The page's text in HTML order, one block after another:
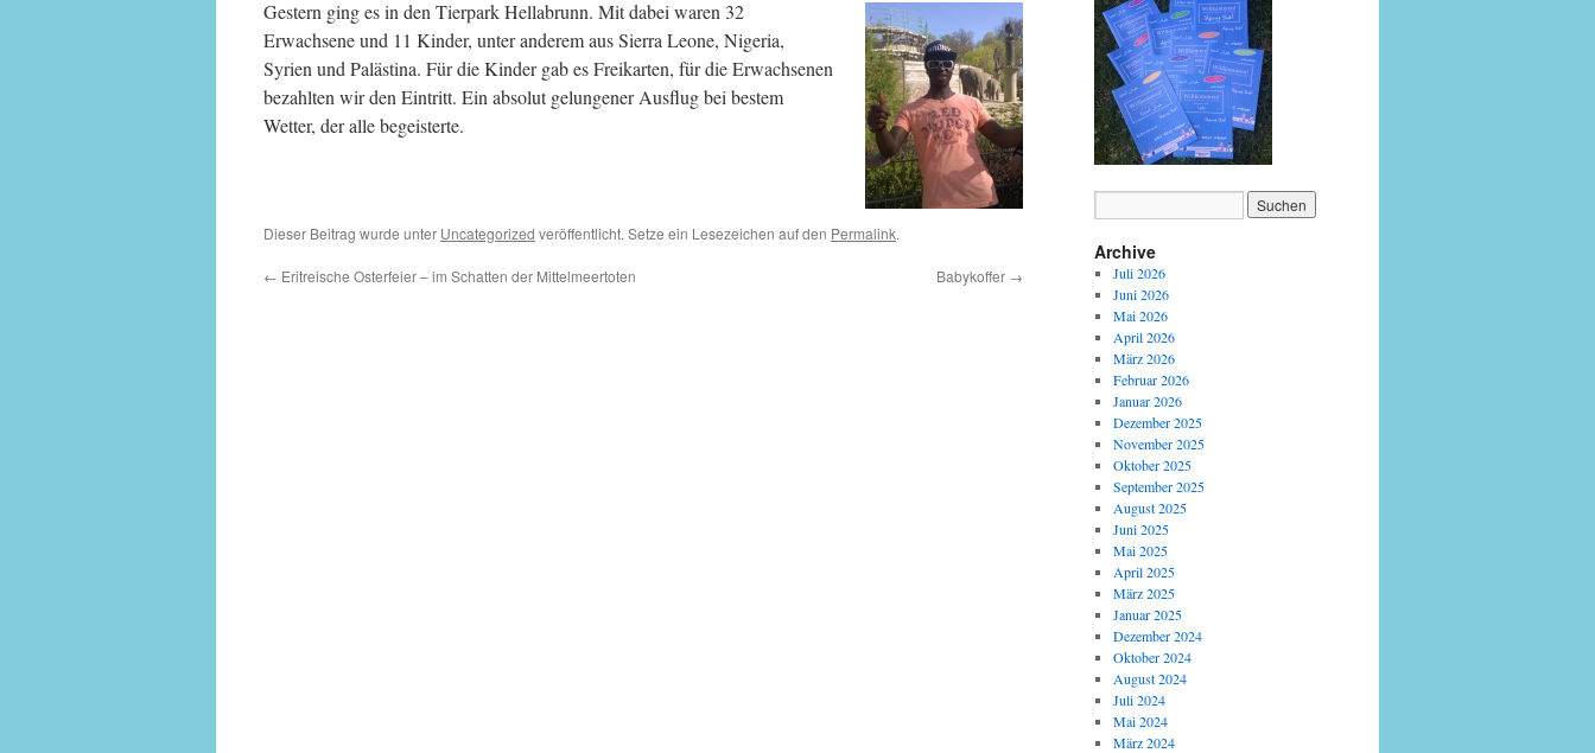
Gestern ging es in den Tierpark Hellabrunn. Mit dabei waren 32
Erwachsene und 11 Kinder, unter anderem aus Sierra Leone, Nigeria,
Syrien und Palästina. Für die Kinder gab es Freikarten, für die Erwachsenen
bezahlten wir den Eintritt. Ein absolut gelungener Ausflug bei bestem
Wetter, der alle begeisterte.
Dieser Beitrag wurde unter Uncategorized veröffentlicht. Setze ein Lesezeichen auf den Permalink.
← Eritreische Osterfeier – im Schatten der Mittelmeertoten Babykoffer →
Archive
Juli 2026
Juni 2026
Mai 2026
April 2026
März 2026
Februar 2026
Januar 2026
Dezember 2025
November 2025
Oktober 2025
September 2025
August 2025
Juni 2025
Mai 2025
April 2025
März 2025
Januar 2025
Dezember 2024
Oktober 2024
August 2024
Juli 2024
Mai 2024
März 2024